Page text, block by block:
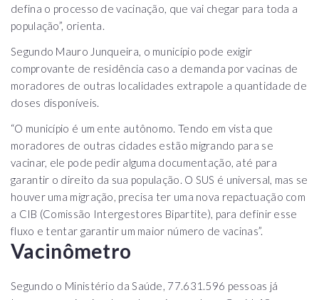
defina o processo de vacinação, que vai chegar para toda a
população”, orienta.
Segundo Mauro Junqueira, o município pode exigir
comprovante de residência caso a demanda por vacinas de
moradores de outras localidades extrapole a quantidade de
doses disponíveis.
“O município é um ente autônomo. Tendo em vista que
moradores de outras cidades estão migrando para se
vacinar, ele pode pedir alguma documentação, até para
garantir o direito da sua população. O SUS é universal, mas se
houver uma migração, precisa ter uma nova repactuação com
a CIB (Comissão Intergestores Bipartite), para definir esse
fluxo e tentar garantir um maior número de vacinas”.
Vacinômetro
Segundo o Ministério da Saúde, 77.631.596 pessoas já